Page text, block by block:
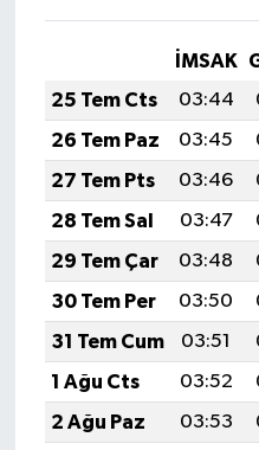
İMSAK
25 Tem Cts
03:44
26 Tem Paz
03:45
27 Tem Pts
03:46
28 Tem Sal
03:47
29 Tem Çar
03:48
30 Tem Per
03:50
31 Tem Cum
03:51
1 Ağu Cts
03:52
2 Ağu Paz
03:53